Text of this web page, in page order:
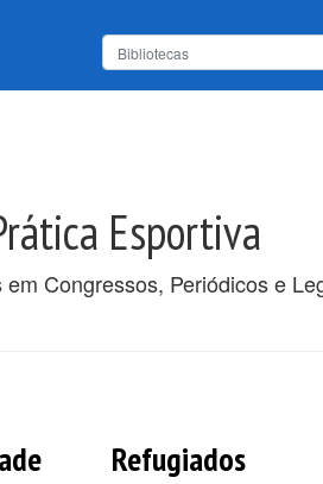
Esportiva
Congressos, Periódicos e
Refugiados